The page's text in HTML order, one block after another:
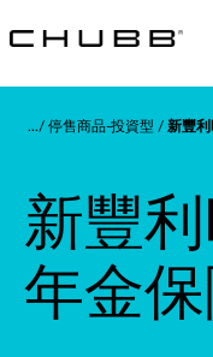
停售商品-投資型 新豐
新豐
年金